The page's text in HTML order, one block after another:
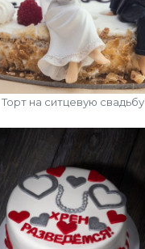
Торт на ситцевую свадьбу